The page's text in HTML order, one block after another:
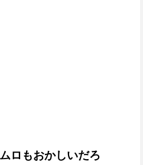
ロもおかしいだろ